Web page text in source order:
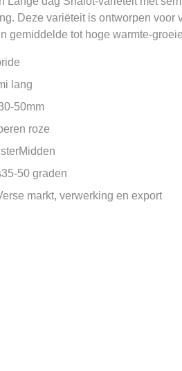
Deze variëteit is ontworpen voor
gemiddelde tot hoge warmte-
lang
50mm
roze
Midden
35-50 graden
markt, verwerking en export